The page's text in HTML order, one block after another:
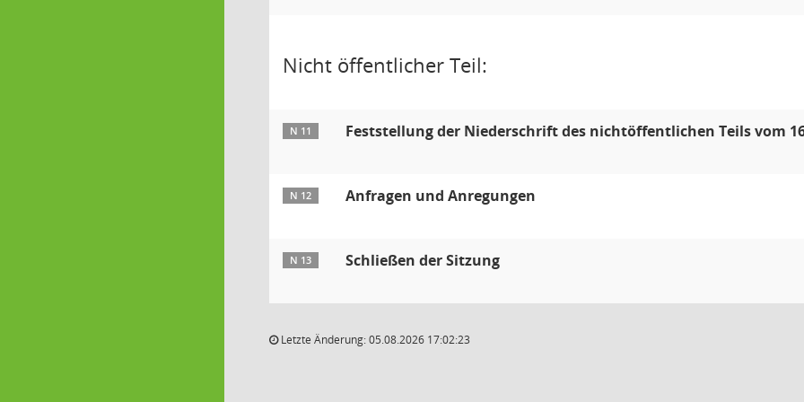
Nicht öffentlicher Teil:
N 11 Feststellung der Niederschrift des nichtöffentlichen Teils vom
N 12 Anfragen und Anregungen
N 13 Schließen der Sitzung
Letzte Änderung: 05.08.2026 17:02:23